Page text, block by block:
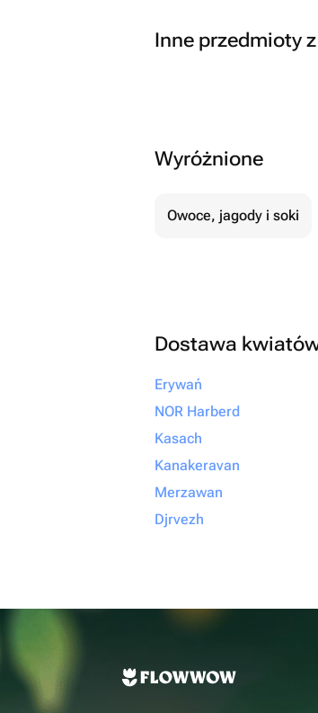
Inne przedmioty
Wyróżnione
Owoce, jagody i soki
Dostawa
Erywań
NOR Harberd
Kasach
Kanakeravan
Merzawan
Djrvezh